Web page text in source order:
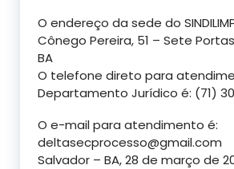
O endereço da sede do
Cônego Pereira, 51 – Sete
BA
O telefone direto para
Departamento Jurídico é: (71)
O e-mail para atendimento é:
deltasecprocesso@gmail.com
Salvador – BA, 28 de março de